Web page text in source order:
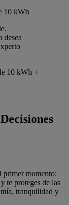
10 kWh
desea
10 kWh +
primer momento:
te proteges de las
tranquilidad y